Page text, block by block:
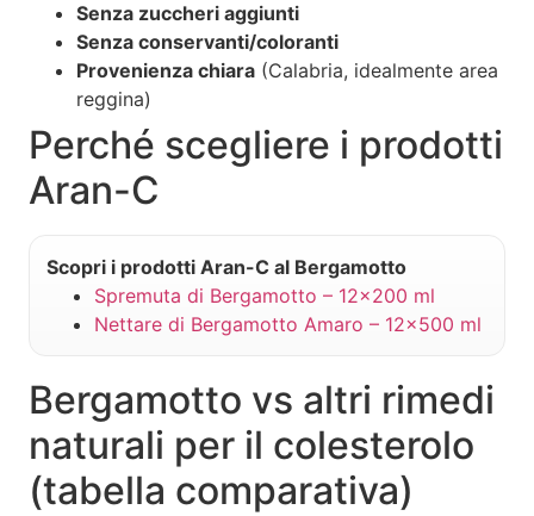
Senza zuccheri aggiunti
Senza conservanti/coloranti
Provenienza chiara (Calabria, idealmente area
reggina)
Perché scegliere i prodotti
Aran-C
Scopri i prodotti Aran-C al Bergamotto
Spremuta di Bergamotto – 12×200 ml
Nettare di Bergamotto Amaro – 12×500 ml
Bergamotto vs altri rimedi
naturali per il colesterolo
(tabella comparativa)